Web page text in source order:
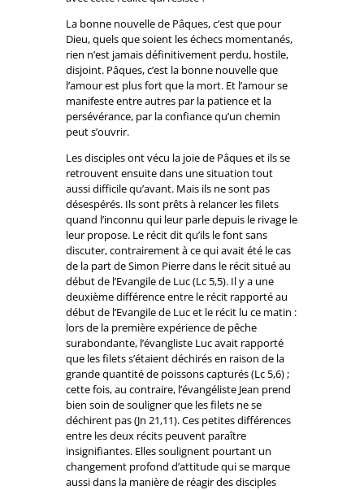
La bonne nouvelle de Pâques, c’est que pour
Dieu, quels que soient les échecs momentanés,
rien n’est jamais définitivement perdu, hostile,
disjoint. Pâques, c’est la bonne nouvelle que
l’amour est plus fort que la mort. Et l’amour se
manifeste entre autres par la patience et la
persévérance, par la confiance qu’un chemin
peut s’ouvrir.
Les disciples ont vécu la joie de Pâques et ils se
retrouvent ensuite dans une situation tout
aussi difficile qu’avant. Mais ils ne sont pas
désespérés. Ils sont prêts à relancer les filets
quand l’inconnu qui leur parle depuis le rivage le
leur propose. Le récit dit qu’ils le font sans
discuter, contrairement à ce qui avait été le cas
de la part de Simon Pierre dans le récit situé au
début de l’Evangile de Luc (Lc 5,5). Il y a une
deuxième différence entre le récit rapporté au
début de l’Evangile de Luc et le récit lu ce matin :
lors de la première expérience de pêche
surabondante, l’évangliste Luc avait rapporté
que les filets s’étaient déchirés en raison de la
grande quantité de poissons capturés (Lc 5,6) ;
cette fois, au contraire, l’évangéliste Jean prend
bien soin de souligner que les filets ne se
déchirent pas (Jn 21,11). Ces petites différences
entre les deux récits peuvent paraître
insignifiantes. Elles soulignent pourtant un
changement profond d’attitude qui se marque
aussi dans la manière de réagir des disciples